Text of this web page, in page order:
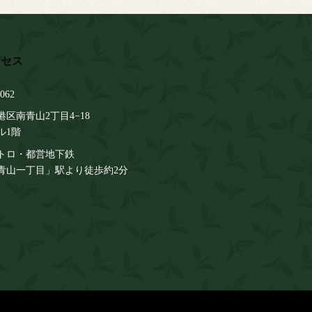
区南青山2丁目4−18
1階
ロ・都営地下鉄
山一丁目」駅より徒歩約2分